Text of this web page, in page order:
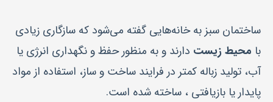
ساختمان سبز به خانه‌هایی گفته می‌شود که سازگاری زیادی
با محیط زیست دارند و به منظور حفظ و نگهداری انرژی یا
آب، تولید زباله کمتر در فرایند ساخت و ساز، استفاده از مواد
پایدار یا بازیافتی ، ساخته شده است.